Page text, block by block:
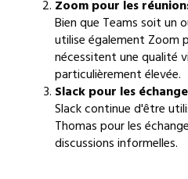
Zoom pour les
Bien que Teams soit un
utilise également Zoom
nécessitent une qualité
particulièrement élevée.
Slack pour les
Slack continue d'être
Thomas pour les
discussions informelles.